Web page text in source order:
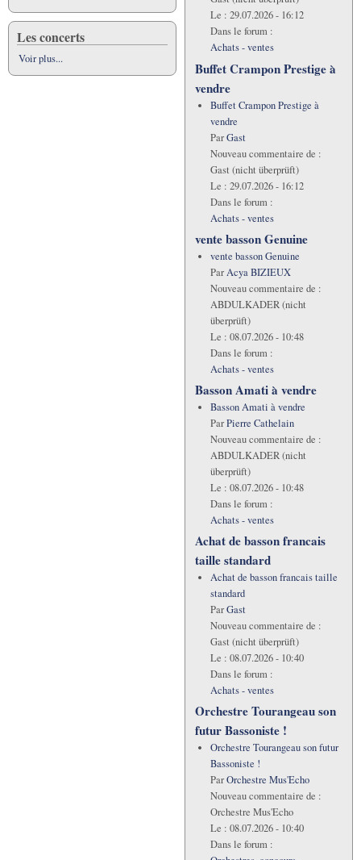
Les concerts
Voir plus...
Le : 29.07.2026 - 16:12
Dans le forum :
Achats - ventes
Buffet Crampon Prestige à
vendre
Buffet Crampon Prestige à
vendre
ParGast
Nouveau commentaire de :
Gast (nicht überprüft)
Le : 29.07.2026 - 16:12
Dans le forum :
Achats - ventes
vente basson Genuine
vente basson Genuine
ParAcya BIZIEUX
Nouveau commentaire de :
ABDULKADER (nicht
überprüft)
Le : 08.07.2026 - 10:48
Dans le forum :
Achats - ventes
Basson Amati à vendre
Basson Amati à vendre
ParPierre Cathelain
Nouveau commentaire de :
ABDULKADER (nicht
überprüft)
Le : 08.07.2026 - 10:48
Dans le forum :
Achats - ventes
Achat de basson francais
taille standard
Achat de basson francais taille
standard
ParGast
Nouveau commentaire de :
Gast (nicht überprüft)
Le : 08.07.2026 - 10:40
Dans le forum :
Achats - ventes
Orchestre Tourangeau son
futur Bassoniste !
Orchestre Tourangeau son futur
Bassoniste !
ParOrchestre Mus'Echo
Nouveau commentaire de :
Orchestre Mus'Echo
Le : 08.07.2026 - 10:40
Dans le forum :